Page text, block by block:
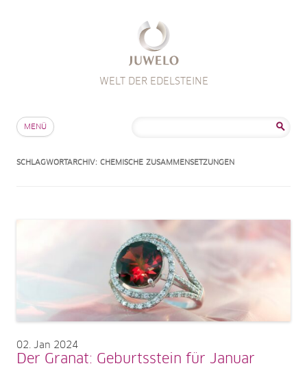
WELT DER EDELSTEINE
MENÜ
SCHLAGWORTARCHIV: CHEMISCHE ZUSAMMENSETZUNGEN
02 Jan 2024
Der Granat: Geburtsstein für Januar